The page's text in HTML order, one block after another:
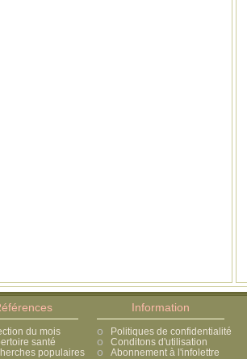
du mois
santé
populaires
Information
Politiques de confidentialité
Conditons d'utilisation
Abonnement à l'infolettre